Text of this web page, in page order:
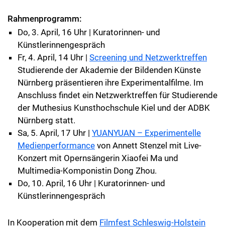
Rahmenprogramm:
Do, 3. April, 16 Uhr | Kuratorinnen- und
Künstlerinnengespräch
Fr, 4. April, 14 Uhr | Screening und Netzwerktreffen
Studierende der Akademie der Bildenden Künste
Nürnberg präsentieren ihre Experimentalfilme. Im
Anschluss findet ein Netzwerktreffen für Studierende
der Muthesius Kunsthochschule Kiel und der ADBK
Nürnberg statt.
Sa, 5. April, 17 Uhr | YUANYUAN – Experimentelle
Medienperformance von Annett Stenzel mit Live-
Konzert mit Opernsängerin Xiaofei Ma und
Multimedia-Komponistin Dong Zhou.
Do, 10. April, 16 Uhr | Kuratorinnen- und
Künstlerinnengespräch
In Kooperation mit dem Filmfest Schleswig-Holstein